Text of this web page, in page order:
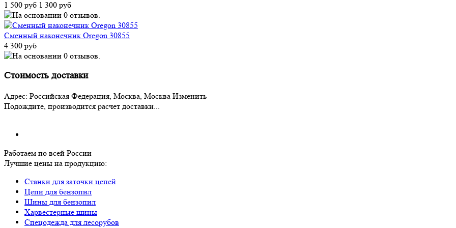
1 500 руб 1 300 руб
Cменный наконечник Oregon 30855
4 300 руб
Стоимость доставки
Адрес: Российская Федерация, Москва, Москва Изменить
Подождите, производится расчет доставки...
Работаем по всей России
Лучшие цены на продукцию:
Станки для заточки цепей
Цепи для бензопил
Шины для бензопил
Харвестерные шины
Спецодежда для лесорубов